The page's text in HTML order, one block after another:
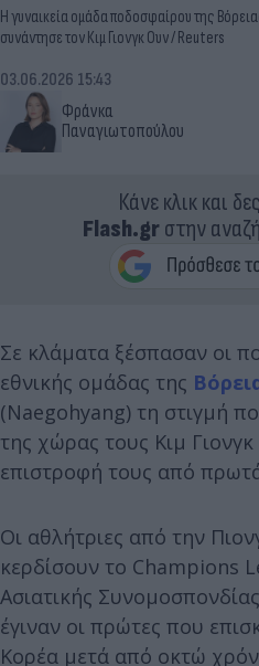
Η γυναικεία ομάδα ποδοσφαίρου της
συνάντησε τον Κιμ Γιονγκ Ουν / Reuters
Φράνκα
Παναγιωτοπούλου
03.06.2026 15:43
Κάνε κλικ και
Flash.grστην
Σε κλάματα ξέσπασαν οι
εθνικής ομάδας της
(Naegohyang) τη στιγμή
της χώρας τους Κιμ
επιστροφή τους από
Οι αθλήτριες από την
κερδίσουν το Champions
Ασιατικής
έγιναν οι πρώτες που
Κορέα μετά από οκτώ